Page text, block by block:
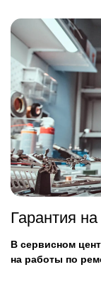
Гарантия
В сервисном
на работы по